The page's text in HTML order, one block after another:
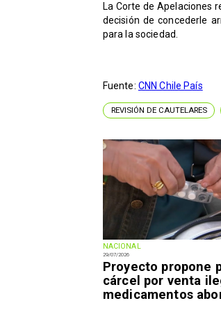
NACIONAL
29/07/2026
Proyecto propone
cárcel por venta
medicamentos
La Corte de Apelaciones
decisión de concederle
para la sociedad.
Fuente: CNN Chile País
REVISIÓN DE CAUTELARES